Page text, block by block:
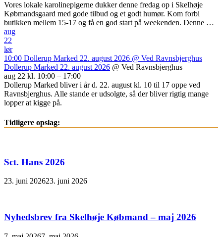
Vores lokale karolinepigerne dukker denne fredag op i Skelhøje
Købmandsgaard med gode tilbud og et godt humør. Kom forbi
butikken mellem 15-17 og få en god start på weekenden. Denne …
aug
22
lør
10:00 Dollerup Marked 22. august 2026 @ Ved Ravnsbjerghus
Dollerup Marked 22. august 2026 @ Ved Ravnsbjerghus
aug 22 kl. 10:00 – 17:00
Dollerup Marked bliver i år d. 22. august kl. 10 til 17 oppe ved
Ravnsbjerghus. Alle stande er udsolgte, så der bliver rigtig mange
lopper at kigge på.
Tidligere opslag:
Sct. Hans 2026
23. juni 202623. juni 2026
Nyhedsbrev fra Skelhøje Købmand – maj 2026